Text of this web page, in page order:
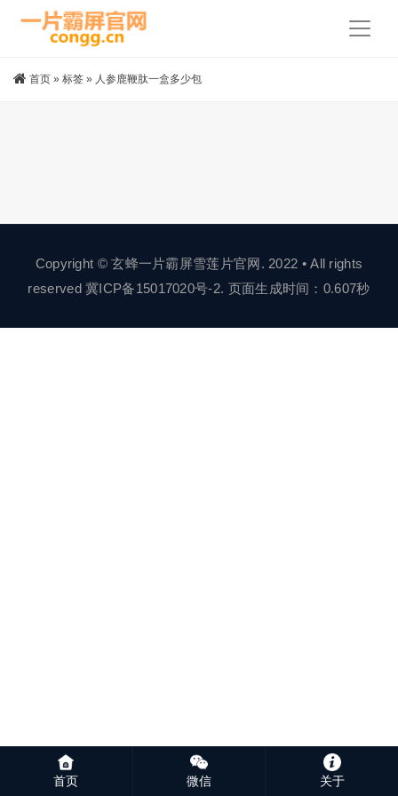
首页 » 标签 » 人参鹿鞭肽一盒多少包
Copyright © 玄蜂一片霸屏雪莲片官网. 2022 • All rights
reserved冀ICP备15017020号-2. 页面生成时间：0.607秒
首页 微信 关于